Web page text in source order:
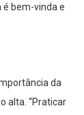
bem-vinda e
da
alta. “Praticar